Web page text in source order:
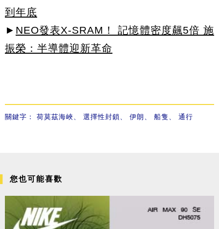
到年底
► NEO發表X-SRAM！ 記憶體密度飆5倍 施
振榮：半導體迎新革命
關鍵字： 荷莫茲海峽 選擇性封鎖 伊朗 船隻 通行
您也可能喜歡